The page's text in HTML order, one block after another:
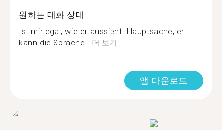
원하는 대화 상대
Ist mir egal, wie er aussieht. Hauptsache, er
kann die Sprache...더 보기
앱 다운로드